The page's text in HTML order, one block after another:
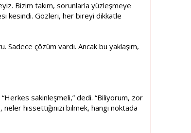
Bizim takım, sorunlarla yüzleşmeye
kesindi. Gözleri, her bireyi dikkatle
çözüm vardı. Ancak bu yaklaşım,
sakinleşmeli,” dedi. “Biliyorum, zor
hissettiğinizi bilmek, hangi noktada